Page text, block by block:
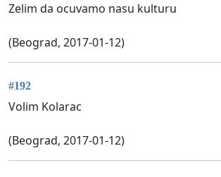
Zelim da ocuvamo nasu kulturu
(Beograd, 2017-01-12)
#192
Volim Kolarac
(Beograd, 2017-01-12)